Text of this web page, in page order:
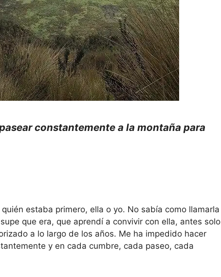
constantemente a la montaña para
estaba primero, ella o yo. No sabía como llamarla
que era, que aprendí a convivir con ella, antes solo
a lo largo de los años. Me ha impedido hacer
y en cada cumbre, cada paseo, cada